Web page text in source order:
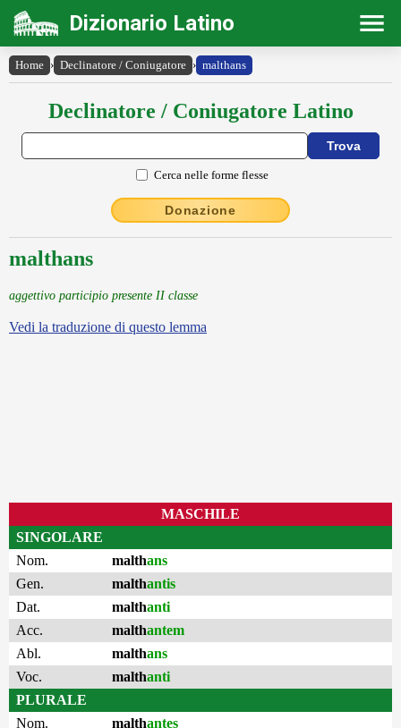
Dizionario Latino
Home › Declinatore / Coniugatore › malthans
Declinatore / Coniugatore Latino
Cerca nelle forme flesse
Donazione
malthans
aggettivo participio presente II classe
Vedi la traduzione di questo lemma
MASCHILE
SINGOLARE
Nom.
malthans
Gen.
malthantis
Dat.
malthanti
Acc.
malthantem
Abl.
malthans
Voc.
malthanti
PLURALE
Nom.
malthantes